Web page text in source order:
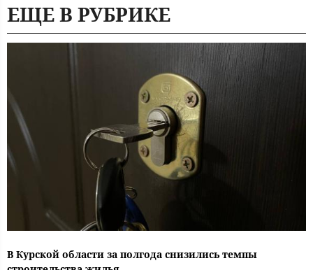
ЕЩЕ В РУБРИКЕ
В Курской области за полгода снизились темпы